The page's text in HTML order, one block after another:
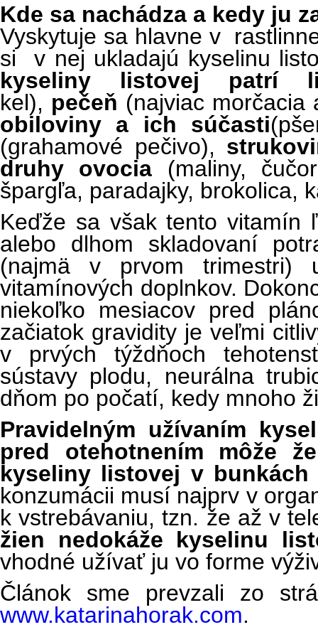
Kde sa nachádza a kedy ju
Vyskytuje sa hlavne v
si v nej ukladajú kyselinu
kyseliny listovej patrí
kel), pečeň (najviac
obiloviny a ich súčasti
(grahamové pečivo),
druhy ovocia (maliny,
špargľa, paradajky, brokolica,
Keďže sa však tento vitamín
alebo dlhom skladovaní
(najmä v prvom
vitamínových doplnkov.
niekoľko mesiacov pred
začiatok gravidity je veľmi
v prvých týždňoch
sústavy plodu, neurálna
dňom po počatí, kedy mnoho
Pravidelným užívaním
pred otehotnením môže
kyseliny listovej v bunkách
konzumácii musí najprv v
k vstrebávaniu, tzn. že až v
žien nedokáže kyselinu
vhodné užívať ju vo forme
Článok sme prevzali zo
www.katarinahorak.com.